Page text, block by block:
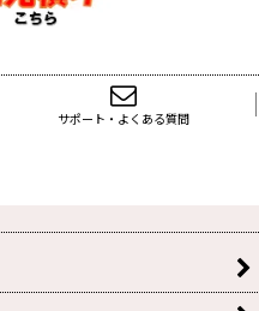
サポート・よくある質問